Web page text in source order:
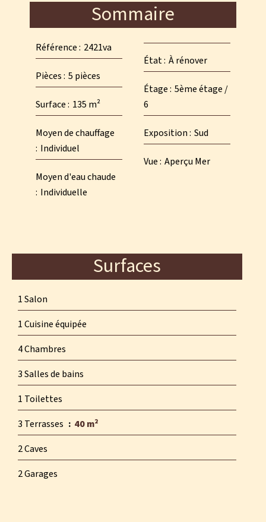
Sommaire
Référence 2421va
Pièces 5 pièces
Surface 135 m²
Moyen de chauffage
Individuel
Moyen d'eau chaude
Individuelle
État À rénover
Étage 5ème étage /
6
Exposition Sud
Vue Aperçu Mer
Surfaces
1 Salon
1 Cuisine équipée
4 Chambres
3 Salles de bains
1 Toilettes
3 Terrasses
40 m²
2 Caves
2 Garages